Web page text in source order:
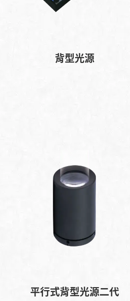
背型光源
平行式背型光源二代